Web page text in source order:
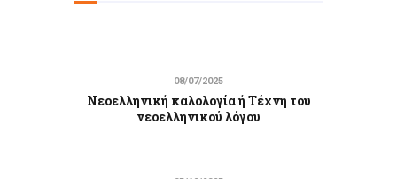
08/07/2025
Νεοελληνική καλολογία ή Τέχνη του
νεοελληνικού λόγου